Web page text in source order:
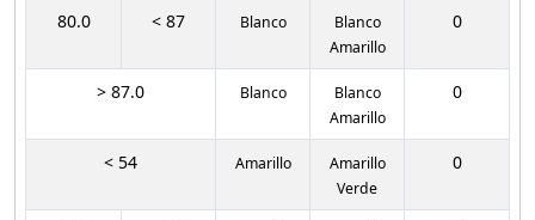
80.0 < 87 Blanco
Blanco
Amarillo
0
> 87.0 Blanco
Blanco
Amarillo
0
< 54 Amarillo
Amarillo
Verde
0